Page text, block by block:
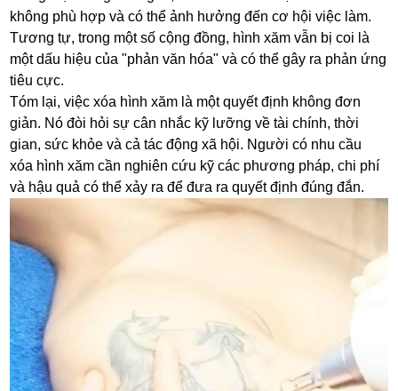
không phù hợp và có thể ảnh hưởng đến cơ hội việc làm.
Tương tự, trong một số cộng đồng, hình xăm vẫn bị coi là
một dấu hiệu của "phản văn hóa" và có thể gây ra phản ứng
tiêu cực.
Tóm lại, việc xóa hình xăm là một quyết định không đơn
giản. Nó đòi hỏi sự cân nhắc kỹ lưỡng về tài chính, thời
gian, sức khỏe và cả tác động xã hội. Người có nhu cầu
xóa hình xăm cần nghiên cứu kỹ các phương pháp, chi phí
và hậu quả có thể xảy ra để đưa ra quyết định đúng đắn.